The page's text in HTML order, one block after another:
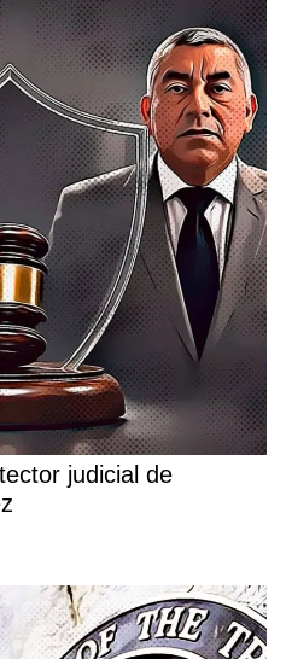
judicial de